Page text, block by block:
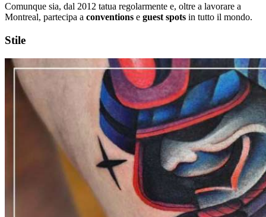
Comunque sia, dal 2012 tatua regolarmente e, oltre a lavorare a
Montreal, partecipa a conventions e guest spots in tutto il mondo.
Stile